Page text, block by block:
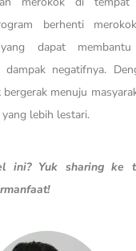
berhenti
dapat membantu
negatifnya.
menuju
lebih lestari.
ini? Yuk sharing ke